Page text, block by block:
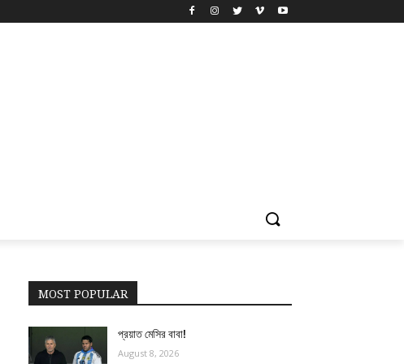
MOST POPULAR
প্রয়াত মেসির বাবা!
August 8, 2026